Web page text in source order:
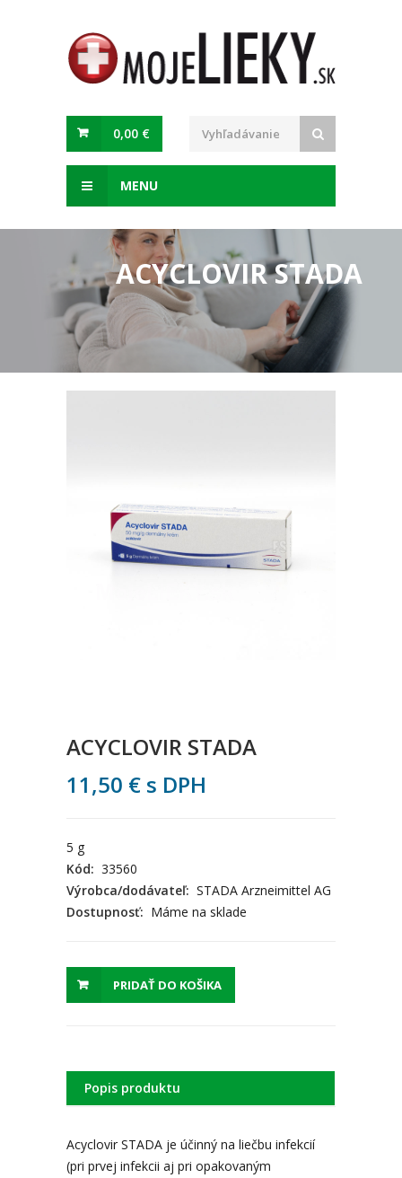
0,00 €
MENU
ACYCLOVIR STADA
ACYCLOVIR STADA
11,50 € s DPH
5 g
Kód: 33560
Výrobca/dodávateľ: STADA Arzneimittel AG
Dostupnosť: Máme na sklade
PRIDAŤ DO KOŠIKA
Popis produktu
Acyclovir STADA je účinný na liečbu infekcií
(pri prvej infekcii aj pri opakovaným